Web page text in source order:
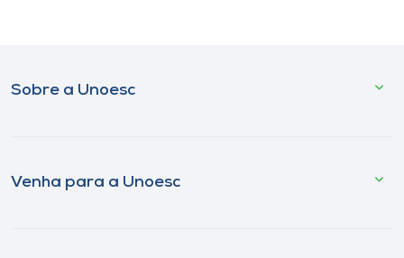
Sobre a Unoesc
Venha para a Unoesc